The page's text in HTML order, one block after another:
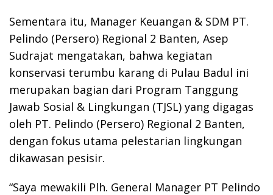
Sementara itu, Manager Keuangan & SDM PT.
Pelindo (Persero) Regional 2 Banten, Asep
Sudrajat mengatakan, bahwa kegiatan
konservasi terumbu karang di Pulau Badul ini
merupakan bagian dari Program Tanggung
Jawab Sosial & Lingkungan (TJSL) yang digagas
oleh PT. Pelindo (Persero) Regional 2 Banten,
dengan fokus utama pelestarian lingkungan
dikawasan pesisir.
“Saya mewakili Plh. General Manager PT Pelindo